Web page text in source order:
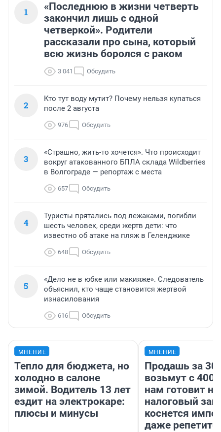
1
«Последнюю в жизни четверть
закончил лишь с одной
четверкой». Родители
рассказали про сына, который
всю жизнь боролся с раком
3 041 Обсудить
2
Кто тут воду мутит? Почему нельзя купаться
после 2 августа
976 Обсудить
3
«Страшно, жить-то хочется». Что происходит
вокруг атакованного БПЛА склада Wildberries
в Волгограде — репортаж с места
657 Обсудить
4
Туристы прятались под лежаками, погибли
шесть человек, среди жертв дети: что
известно об атаке на пляж в Геленджике
648 Обсудить
5
«Дело не в юбке или макияже». Следователь
объяснил, кто чаще становится жертвой
изнасилования
616 Обсудить
МНЕНИЕ
Тепло для бюджета, но
холодно в салоне
зимой. Водитель 13 лет
ездит на электрокаре:
плюсы и минусы
МНЕНИЕ
Продашь за
возьмут с
нам готовит
налоговый
коснется
даже